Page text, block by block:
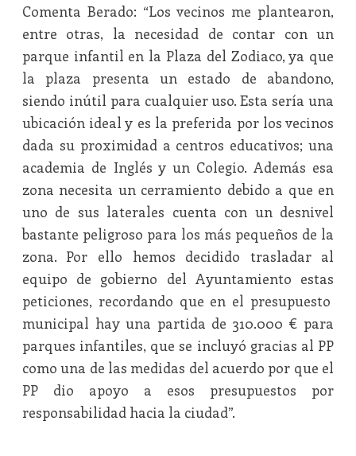
Comenta Berado: “Los vecinos me plantearon,
entre otras, la necesidad de contar con un
parque infantil en la Plaza del Zodiaco, ya que
la plaza presenta un estado de abandono,
siendo inútil para cualquier uso. Esta sería una
ubicación ideal y es la preferida por los vecinos
dada su proximidad a centros educativos; una
academia de Inglés y un Colegio. Además esa
zona necesita un cerramiento debido a que en
uno de sus laterales cuenta con un desnivel
bastante peligroso para los más pequeños de la
zona. Por ello hemos decidido trasladar al
equipo de gobierno del Ayuntamiento estas
peticiones, recordando que en el presupuesto
municipal hay una partida de 310.000 € para
parques infantiles, que se incluyó gracias al PP
como una de las medidas del acuerdo por que el
PP dio apoyo a esos presupuestos por
responsabilidad hacia la ciudad”.